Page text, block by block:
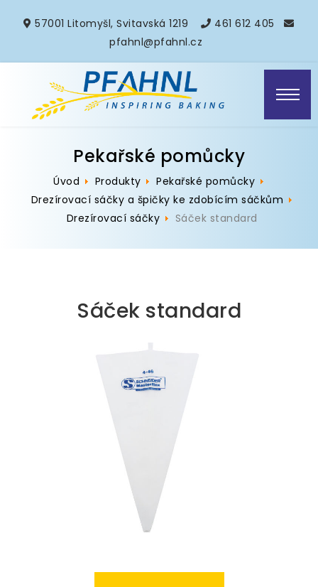
57001 Litomyšl, Svitavská 1219
461 612 405
pfahnl@pfahnl.cz
Pekařské pomůcky
Úvod Produkty
Pekařské pomůcky
Drezírovací sáčky a špičky ke zdobícím sáčkům
Drezírovací sáčky
Sáček standard
Sáček standard